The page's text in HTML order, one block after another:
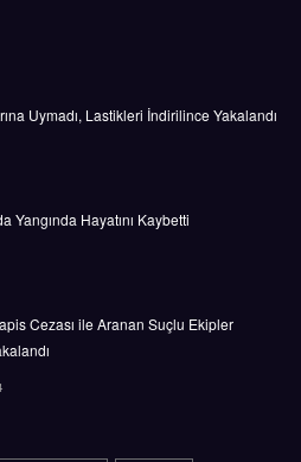
Uymadı, Lastikleri İndirilince Yakalandı
Yangında Hayatını Kaybetti
Cezası ile Aranan Suçlu Ekipler